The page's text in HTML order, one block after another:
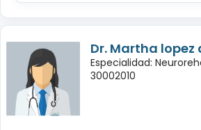
Dr. Martha lopez
Especialidad:
30002010